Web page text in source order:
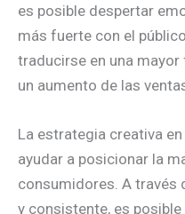
es posible despertar
más fuerte con el
traducirse en una
un aumento de las
La estrategia creativa
ayudar a posicionar la
consumidores. A través
y consistente, es